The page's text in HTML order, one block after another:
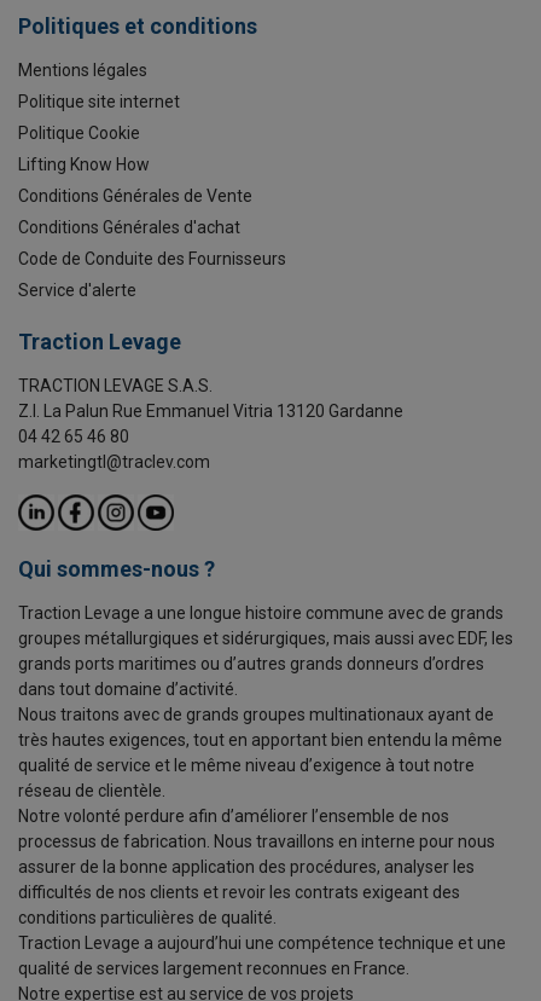
Politiques et conditions
Mentions légales
Politique site internet
Politique Cookie
Lifting Know How
Conditions Générales de Vente
Conditions Générales d'achat
Code de Conduite des Fournisseurs
Service d'alerte
Traction Levage
TRACTION LEVAGE S.A.S.
Z.I. La Palun Rue Emmanuel Vitria 13120 Gardanne
04 42 65 46 80
marketingtl@traclev.com
Qui sommes-nous ?
Traction Levage a une longue histoire commune avec de grands
groupes métallurgiques et sidérurgiques, mais aussi avec EDF, les
grands ports maritimes ou d’autres grands donneurs d’ordres
dans tout domaine d’activité.
Nous traitons avec de grands groupes multinationaux ayant de
très hautes exigences, tout en apportant bien entendu la même
qualité de service et le même niveau d’exigence à tout notre
réseau de clientèle.
Notre volonté perdure afin d’améliorer l’ensemble de nos
processus de fabrication. Nous travaillons en interne pour nous
assurer de la bonne application des procédures, analyser les
difficultés de nos clients et revoir les contrats exigeant des
conditions particulières de qualité.
Traction Levage a aujourd’hui une compétence technique et une
qualité de services largement reconnues en France.
Notre expertise est au service de vos projets